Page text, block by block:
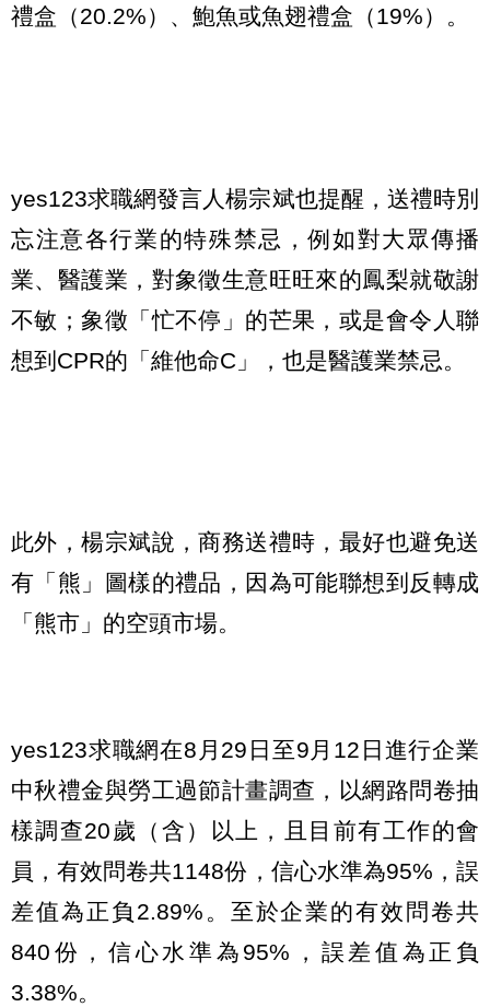
禮盒（20.2%）、鮑魚或魚翅禮盒（19%）。
yes123求職網發言人楊宗斌也提醒，送禮時別
忘注意各行業的特殊禁忌，例如對大眾傳播
業、醫護業，對象徵生意旺旺來的鳳梨就敬謝
不敏；象徵「忙不停」的芒果，或是會令人聯
想到CPR的「維他命C」，也是醫護業禁忌。
此外，楊宗斌說，商務送禮時，最好也避免送
有「熊」圖樣的禮品，因為可能聯想到反轉成
「熊市」的空頭市場。
yes123求職網在8月29日至9月12日進行企業
中秋禮金與勞工過節計畫調查，以網路問卷抽
樣調查20歲（含）以上，且目前有工作的會
員，有效問卷共1148份，信心水準為95%，誤
差值為正負2.89%。至於企業的有效問卷共
840份，信心水準為95%，誤差值為正負
3.38%。